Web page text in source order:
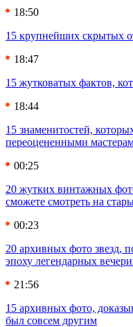
18:50
15 крупнейших скрытых
18:47
15 жутковатых фактов,
18:44
15 знаменитостей,
переоцененными
00:25
20 жутких винтажных
сможете смотреть на
00:23
20 архивных фото звезд,
эпоху легендарных
21:56
15 архивных фото,
был совсем другим